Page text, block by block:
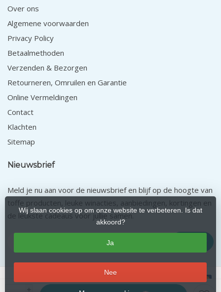
Wij slaan cookies op om onze website te verbeteren. Is dat
akkoord?
Ja
Nee
Over ons
Algemene voorwaarden
Privacy Policy
Betaalmethoden
Verzenden & Bezorgen
Retourneren, Omruilen en Garantie
Online Vermeldingen
Contact
Klachten
Sitemap
Nieuwsbrief
Meld je nu aan voor de nieuwsbrief en blijf op de hoogte van
toffe producten, leuke winacties, aanbiedingen, kortingen en
de leukste cadeaus voor jullie samen.
Abonneer